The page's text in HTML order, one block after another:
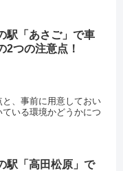
駅「あさご」で車
2つの注意点！
、事前に用意しておい
いる環境かどうかにつ
駅「高田松原」で